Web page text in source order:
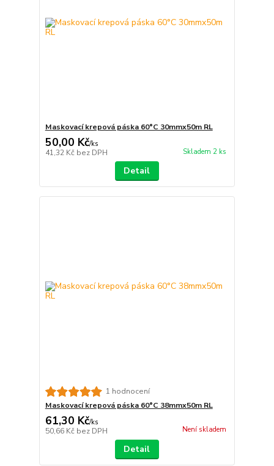
Maskovací krepová páska 60°C 30mmx50m RL
50,00 Kč/ks
41,32 Kč bez DPH Skladem 2 ks
Detail
1 hodnocení
Maskovací krepová páska 60°C 38mmx50m RL
61,30 Kč/ks
50,66 Kč bez DPH Není skladem
Detail